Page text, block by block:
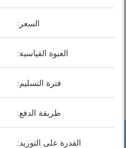
السعر:
العبوة القياسية:
فترة التسليم:
طريقة الدفع:
القدرة على التوريد: